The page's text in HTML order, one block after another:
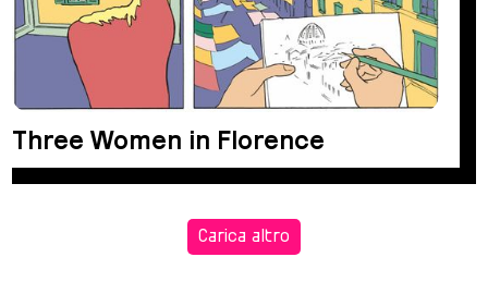
Three Women in Florence
Carica altro